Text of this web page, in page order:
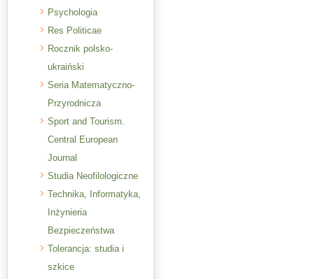
Psychologia
Res Politicae
Rocznik polsko-
ukraiński
Seria Matematyczno-
Przyrodnicza
Sport and Tourism.
Central European
Journal
Studia Neofilologiczne
Technika, Informatyka,
Inżynieria
Bezpieczeństwa
Tolerancja: studia i
szkice